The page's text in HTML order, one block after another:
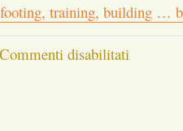
training, building …
Commenti disabilitatisu
Jogging,